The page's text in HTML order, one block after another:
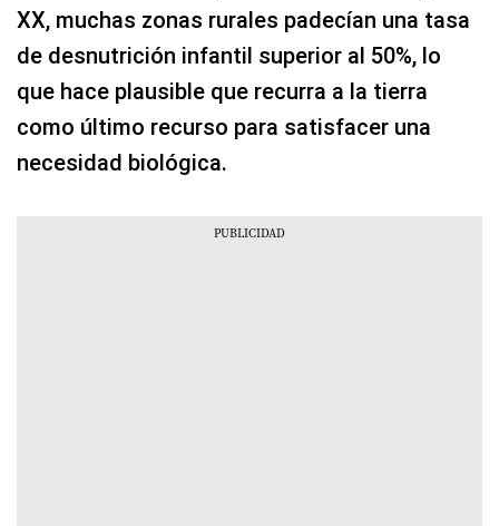
XX, muchas zonas rurales padecían una tasa
de desnutrición infantil superior al 50%, lo
que hace plausible que recurra a la tierra
como último recurso para satisfacer una
necesidad biológica.